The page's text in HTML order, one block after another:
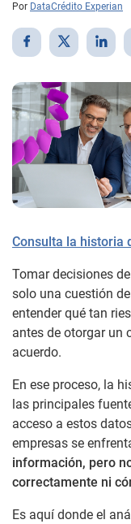
Por DataCrédito Experian
Consulta la historia
Tomar decisiones
solo una cuestión
entender qué tan
antes de otorgar un
acuerdo.
En ese proceso, la
las principales
acceso a estos
empresas se
información, pero
correctamente ni
Es aquí donde el